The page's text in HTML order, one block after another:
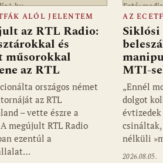
ALÓL JELENTEM
az RTL Radio:
és
műsorokkal
az RTL
országos német
az RTL
– vette észre a
megújult RTL Radio
ezentúl a
Fotó:
AZ
Siklósi
MTI-
„Ennél
dolgot
nélküli
2026.08.05.